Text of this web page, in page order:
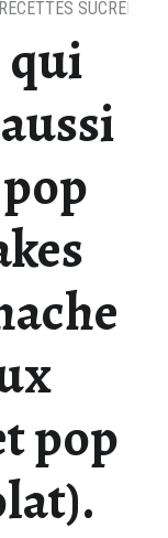
qui
pop
RECETTES SUCRÉES